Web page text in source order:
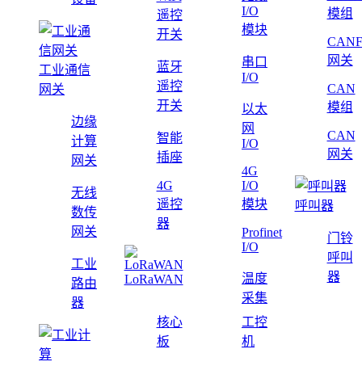
工业通信
网关
边缘
计算
网关
无线
数传
网关
工业
路由
器
遥控
开关
蓝牙
遥控
开关
智能
插座
4G
遥控
器
LoRaWAN
I/O
模块
串口
I/O
以太
网
I/O
4G
I/O
模块
Profinet
I/O
温度
采集
模组
网关
CAN
模组
CAN
网关
呼叫器
门铃
呼叫
器
核心
板
工控
机